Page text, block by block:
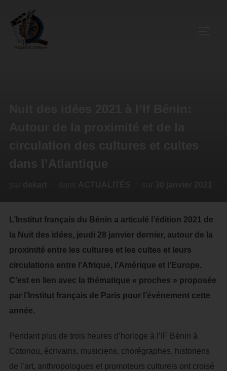
L’Institut français du Bénin a articulé l’édition 2021 de
la Nuit des idées, jeudi 28 janvier dernier, autour de la
proximité entre les cultures et les cultes et leurs
circulations entre l’Afrique, l’Amérique et l’Europe.
C’est en lien avec la thématique « proches » proposée
par l’Institut français de Paris pour l’événement cette
année.
Pendant plus de trois heures d’horloge à l’IF Bénin à
Cotonou, écrivains, musiciens, chorégraphes, historiens
de l’art, anthropologues et promoteurs culturels ont croisé